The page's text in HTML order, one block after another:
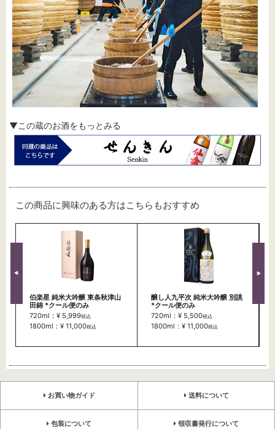
▼この蔵のお酒をもっとみる
この商品に興味のある方はこちらもおすすめ
伯楽星 純米大吟醸 東条秋津山
田錦 *クール便のみ
720ml：¥ 5,999税込
1800ml：¥ 11,000税込
醸し人九平次 純米大吟醸 別誂
*クール便のみ
720ml：¥ 5,500税込
1800ml：¥ 11,000税込
お買い物ガイド 送料について
包装について 領収書発行について